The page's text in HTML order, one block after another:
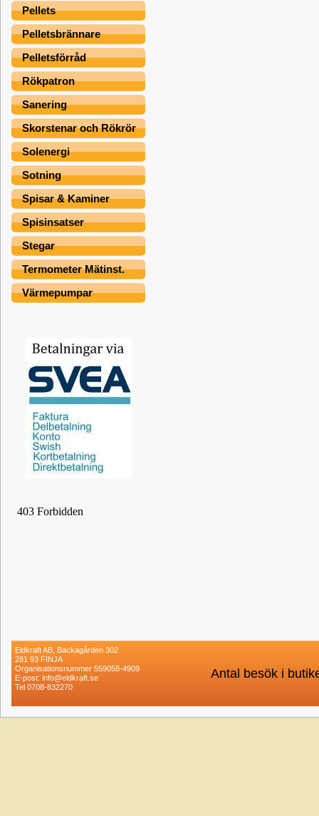
Pellets
Pelletsbrännare
Pelletsförråd
Rökpatron
Sanering
Skorstenar och Rökrör
Solenergi
Sotning
Spisar & Kaminer
Spisinsatser
Stegar
Termometer Mätinst.
Värmepumpar
Eldkraft AB, Backagården 302
281 93 FINJA
Organisationsnummer 559058-4909
E-post: info@eldkraft.se
Tel 0708-832270
Antal besök i